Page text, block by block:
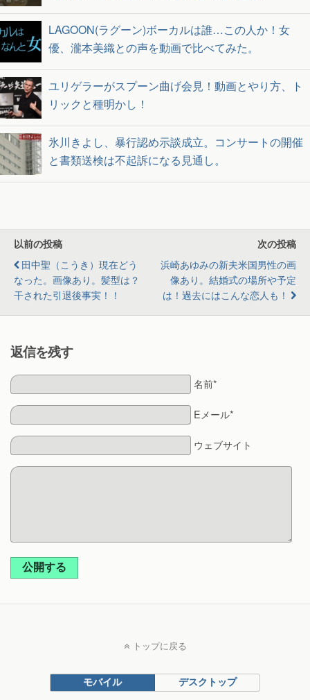
LAGOON(ラグーン)ボーカルは誰…この人か！女
優、瀧本美織との声を動画で比べてみた。
ユリゲラーがスプーン曲げ会見！動画とやり方、ト
リックと種明かし！
氷川きよし、暴行認め示談成立。コンサートの開催
と書類送検は不起訴になる見通し。
以前の投稿
田中聖（こうき）現在どう
なった。画像あり。髪型は？
干された引退後事実！！
次の投稿
浜崎あゆみの新夫米国男性の画
像あり。結婚式の場所や予定
は！過去にはこんな恋人も！
返信を残す
名前*
Eメール*
ウェブサイト
公開する
トップに戻る
モバイル デスクトップ